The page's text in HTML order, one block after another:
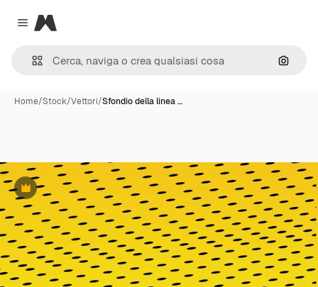
Close menu
Magnific
Cerca
Home/Stock/Vettori/Sfondio della linea …
Premium